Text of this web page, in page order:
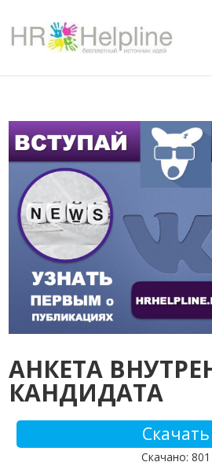
АНКЕТА
КАНДИДАТА
Скачать
Скачано: 801